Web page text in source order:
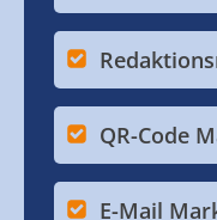
QR-Code
E-Mail